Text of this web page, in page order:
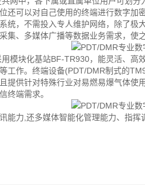
还可以对自己使用的终端进行数字
统，不需投入专人维护网络，除了极
集、多媒体广播等数据业务需求，使
块化基站BF-TR930，能灵活、高
工作。终端设备(PDT/DMR制式的
提供针对特殊行业对易燃易爆气体
终端需求。
能力,还多媒体智能化管理能力、指